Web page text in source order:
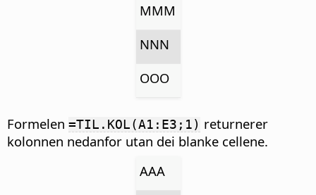
MMM
NNN
OOO
Formelen =TIL.KOL(A1:E3;1) returnerer
kolonnen nedanfor utan dei blanke cellene.
AAA